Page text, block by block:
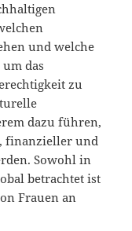
und welche
das
zu
dazu führen,
finanzieller und
Sowohl in
betrachtet ist
Frauen an